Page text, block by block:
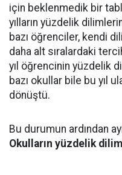
için beklenmedik bir
yılların yüzdelik
bazı öğrenciler, kendi
daha alt sıralardaki
yıl öğrencinin yüzdelik
bazı okullar bile bu yıl
dönüştü.
Bu durumun ardından
Okulların yüzdelik